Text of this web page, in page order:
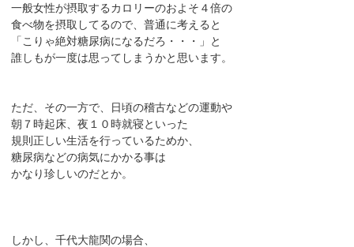
一般女性が摂取するカロリーのおよそ４倍の
食べ物を摂取してるので、普通に考えると
「こりゃ絶対糖尿病になるだろ・・・」と
誰しもが一度は思ってしまうかと思います。
ただ、その一方で、日頃の稽古などの運動や
朝７時起床、夜１０時就寝といった
規則正しい生活を行っているためか、
糖尿病などの病気にかかる事は
かなり珍しいのだとか。
しかし、千代大龍関の場合、